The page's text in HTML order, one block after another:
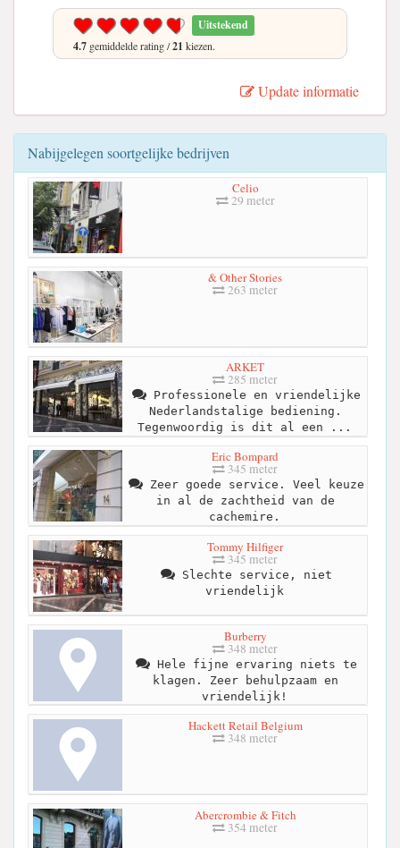
Uitstekend
4.7 gemiddelde rating /21 kiezen.
Update informatie
Nabijgelegen soortgelijke bedrijven
Celio
29 meter
& Other Stories
263 meter
ARKET
285 meter
Professionele en vriendelijke
Nederlandstalige bediening.
Tegenwoordig is dit al een ...
Eric Bompard
345 meter
Zeer goede service. Veel keuze
in al de zachtheid van de
cachemire.
Tommy Hilfiger
345 meter
Slechte service, niet
vriendelijk
Burberry
348 meter
Hele fijne ervaring niets te
klagen. Zeer behulpzaam en
vriendelijk!
Hackett Retail Belgium
348 meter
Abercrombie & Fitch
354 meter